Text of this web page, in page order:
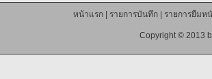
หน้าแรก| รายการบันทึก| รายการยืมห
Copyright © 2013